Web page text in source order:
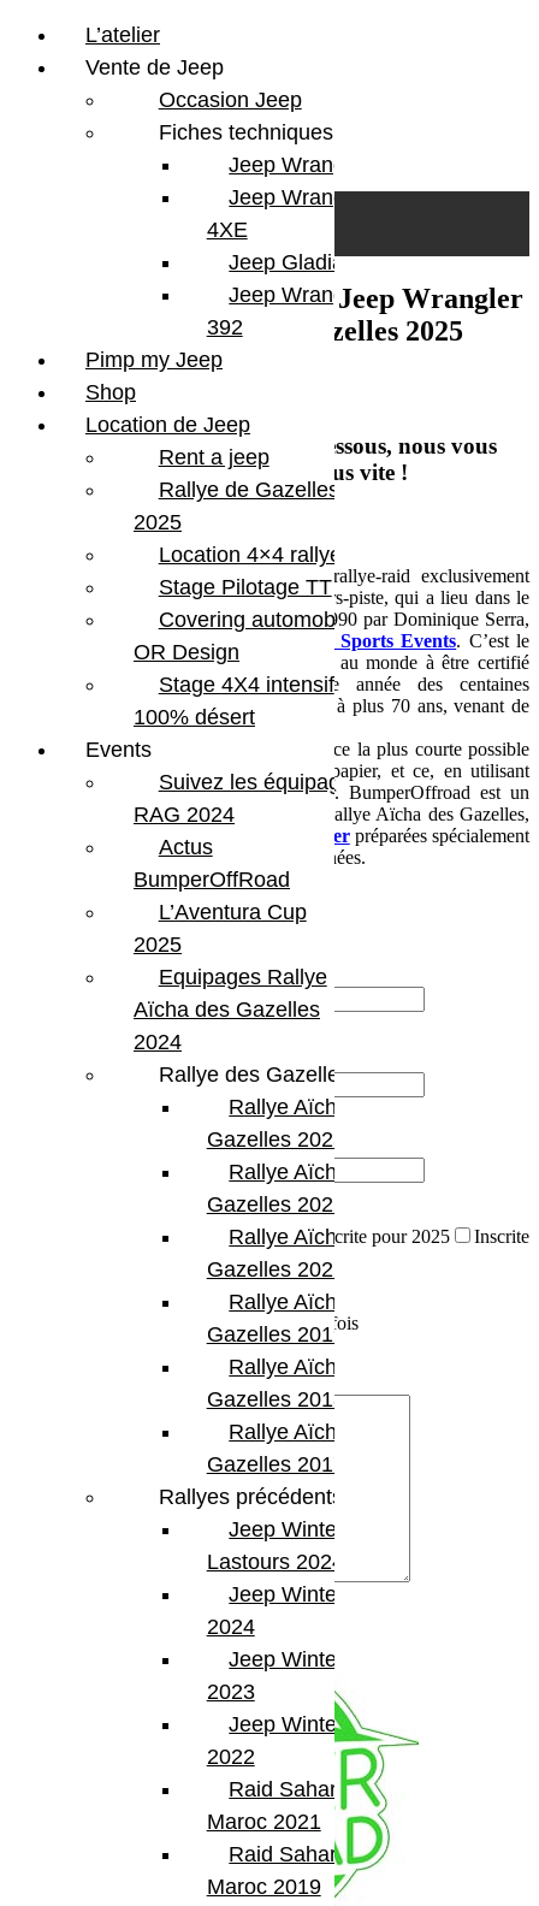
Pré-inscriptions Location Jeep Wrangler
pour le Rallye de Gazelles 2025
Renseignez le formulaire ci-dessous, nous vous
recontacterons au plus vite !
Rallye Aïcha des Gazelles est un rallye-raid exclusivement
féminin, avec des spéciales totalement hors-piste, qui a lieu dans le
desert du sud Marocain. Il a été créé en 1990 par Dominique Serra,
PDG de l’agence évènementiel
Maïenga Sports Events. C’est le
seul rallye-raid hors-piste 100 % féminin au monde à être certifié
ISO 14001-2015
. Il regroupe chaque année des centaines
d’équipages féminins femmes âgés de 18 à plus 70 ans, venant de
plus de 60 pays à travers le monde.
Le but du rallye est de parcourir la distance la plus courte possible
entre les points identifiés sur une carte papier, et ce, en utilisant
uniquement une boussole pour s’orienter. BumperOffroad est un
location de 4X4
pour le Rallye Aïcha des Gazelles,
en louant exclusivement des
Jeep Wranglerpréparées spécialement
pour cette compétition depuis plusieurs années.
Votre nom (obligatoire)
Votre email (obligatoire)
Sélectionner votre situation :
Pas encore inscrite pour 2025
Pré-inscrite pour 2025
Inscrite
Nombre de participation :
1 à 5 fois
Plus de 5 fois
L’atelier
Vente de Jeep
Occasion Jeep
Fiches techniques
Jeep Wrangler JL
Jeep Wrangler
4XE
Jeep Gladiator
Jeep Wrangler V8
392
Pimp my Jeep
Shop
Location de Jeep
Rent a jeep
Rallye de Gazelles
2025
Location 4×4 rallye
Stage Pilotage TT
Covering automobile –
OR Design
Stage 4X4 intensif
100% désert
Events
Suivez les équipages
RAG 2024
Actus
BumperOffRoad
L’Aventura Cup
2025
Equipages Rallye
Aïcha des Gazelles
2024
Rallye des Gazelles
Rallye Aïcha des
Gazelles 2023
Rallye Aïcha des
Gazelles 2022
Rallye Aïcha des
Gazelles 2021 -30th
Rallye Aïcha des
Gazelles 2019
Rallye Aïcha des
Gazelles 2018
Rallye Aïcha des
Gazelles 2017
Rallyes précédents
Jeep Winter
Lastours 2024
Jeep Winter Tour
2024
Jeep Winter Tour
2023
Jeep Winter Tour
2022
Raid Sahara Tour
Maroc 2021
Raid Sahara Tour
Maroc 2019